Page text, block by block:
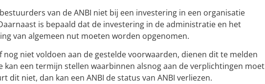
van de ANBI niet bij een investering in een organisatie
is bepaald dat de investering in de administratie en het
van algemeen nut moeten worden opgenomen.
nog niet voldoen aan de gestelde voorwaarden, dienen dit te melden
kan een termijn stellen waarbinnen alsnog aan de verplichtingen moet
dit niet, dan kan een ANBI de status van ANBI verliezen.